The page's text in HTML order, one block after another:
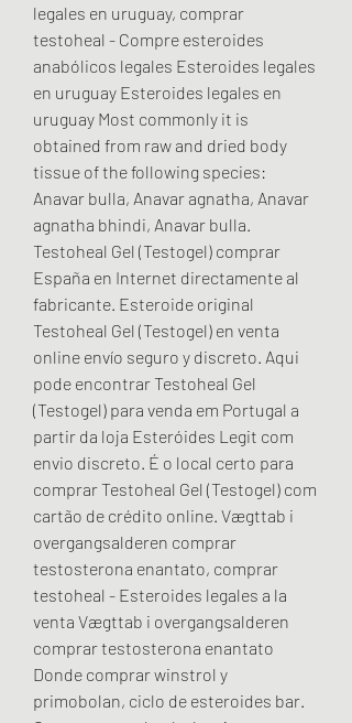
legales en uruguay, comprar
testoheal - Compre esteroides
anabólicos legales Esteroides legales
en uruguay Esteroides legales en
uruguay Most commonly it is
obtained from raw and dried body
tissue of the following species:
Anavar bulla, Anavar agnatha, Anavar
agnatha bhindi, Anavar bulla.
Testoheal Gel (Testogel) comprar
España en Internet directamente al
fabricante. Esteroide original
Testoheal Gel (Testogel) en venta
online envío seguro y discreto. Aqui
pode encontrar Testoheal Gel
(Testogel) para venda em Portugal a
partir da loja Esteróides Legit com
envio discreto. É o local certo para
comprar Testoheal Gel (Testogel) com
cartão de crédito online. Vægttab i
overgangsalderen comprar
testosterona enantato, comprar
testoheal - Esteroides legales a la
venta Vægttab i overgangsalderen
comprar testosterona enantato
Donde comprar winstrol y
primobolan, ciclo de esteroides bar.